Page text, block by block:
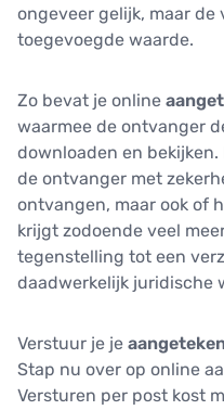
ongeveer gelijk, maar
toegevoegde waarde.
Zo bevat je online
waarmee de ontvanger
downloaden en
de ontvanger met
ontvangen, maar ook of
krijgt zodoende veel
tegenstelling tot een
daadwerkelijk juridische
Verstuur je je
Stap nu over op online
Versturen per post kost